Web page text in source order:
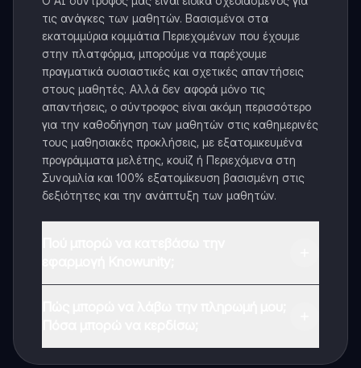
τις ανάγκες των μαθητών. Βασισμένοι στα
εκατομμύρια κομμάτια Περιεχομένων που έχουμε
στην πλατφόρμα, μπορούμε να παρέχουμε
πραγματικά ουσιαστικές και σχετικές απαντήσεις
στους μαθητές. Αλλά δεν αφορά μόνο τις
απαντήσεις, ο σύντροφος είναι ακόμη περισσότερο
για την καθοδήγηση των μαθητών στις καθημερινές
τους μαθησιακές προκλήσεις, με εξατομικευμένα
προγράμματα μελέτης, κουίζ ή Περιεχόμενα στη
Συνομιλία και 100% εξατομίκευση βασισμένη στις
δεξιότητες και την ανάπτυξη των μαθητών.